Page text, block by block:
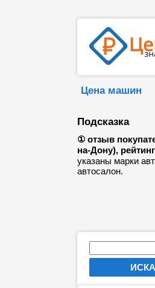
Цена машин
Подсказка
① отзыв
на-Дону),
указаны марки
автосалон.